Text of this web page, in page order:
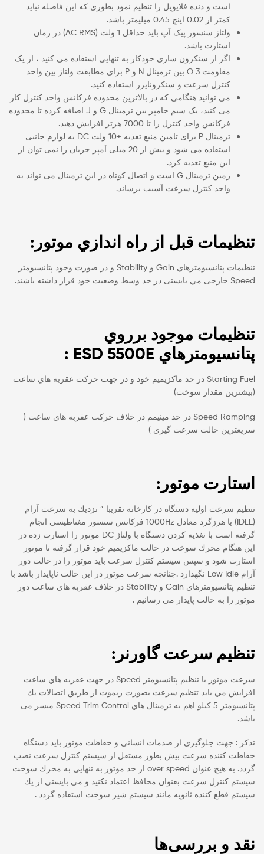
است و دنده فلايويل را تنظيم نمود بطوري كه اين فاصله نبايد
كمتر از 0.02 اینچ 0.45 میلیمتر باشد.
ولتاژ سنسور پیک آپ باید حداقل 1 ولت (AC RMS) در زمان
استارت باشد.
اگر از سنکرون سازی خودکار به تنهایی استفاده می کنید ، از یک
مقاومت 3 Ω بین ترمینال N و P برای مطابقت ولتاژ بین واحد
کنترل سرعت و سنکرونایزر استفاده کنید.
می توانید هنگامی که در بالاترین محدوده فرکانس واحد کنترل کار
می کنید، یک سیم جامپر بین ترمینال G و J اضافه کرده تا محدوده
فرکانس واحد کنترل را تا 7000 هرتز افزایش دهید.
ترمینال P برای تامین منبع تغذیه +10 ولت DC به لوازم جانبی
استفاده می شود و بیش از 20 میلی آمپر جریان را نمی توان از
این منبع تغذیه کرد.
زمین ترمینال G است و اتصال کوتاه در این ترمینال می تواند به
واحد کنترل سرعت آسیب برساند.
تنظيمات قبل از راه اندازي موتور:
تنظيمات پتانسيومترهاي Gain و Stability و در صورت وجود پتانسيومتر
Speed خارجی مي بايستی در حد وسط وضعيت خود قرار داشته باشند.
تنظيمات موجود برروي
پتانسيومترهاي ESD 5500E :
Starting Fuel در حد ماكزيميم خود و در جهت حركت عقربه هاي ساعت
(بيشترين مقدار سوخت)
Speed Ramping در حد مينيمم در خلاف حركت عقربه هاي ساعت (
سريعترين حالت سرعت گیری )
استارت موتور:
تنظيم سرعت اوليه دستگاه در كارخانه تقريبا ” نزديك به سرعت آرام
(IDLE) يا هرزگرد معادل 1000Hz فركانس سنسور مغناطيسي انجام
گرفته است با تغذيه كردن دستگاه با ولتاژ DC موتور را استارت زده در
اين هنگام محرك سوخت در حالت ماكزيميم خود قرار گرفته تا موتور
استارت شود و سپس سيستم كنترل سرعت بايد موتور را در حالت دور
آرام Low Idle نگهدارد .چنانچه سرعت موتور در اين حالت ناپايدار باشد با
تنظيم پتانسيومترهاي Gain و Stability در خلاف عقربه هاي ساعت دور
موتور را به حالت پايدار مي رسانيم .
تنظيم سرعت گاورنر:
سرعت موتور با تنظيم پتانسيومتر Speed در جهت عقربه هاي ساعت
افزايش مي يابد تنظيم سرعت بصورت ريموت از طريق اتصالات يك
پتانسيومتر 5 کیلو اهم به ترمينال هاي Speed Trim Control میسر می
باشد.
تذکر : جهت جلوگيري از صدمات انساني و حفاظت موتور بايد دستگاه
حفاظت كننده سرعت بيش بطور مستقل از سيستم كنترل سرعت نصب
گردد. به هيچ عنوان over speed از حد موتور به تنهایي به محرك سوخت
سيستم كنترل سرعت بعنوان محافظ اعتماد نکنید و مي بايستي از يك
سيستم قطع كننده ثانويه مانند سيستم شير سوخت استفاده گردد .
نقد و بررسی‌ها